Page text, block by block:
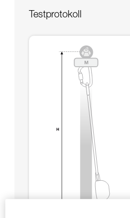
Vorgang alleine sicher zu
Wir geben Beispiele für die
verbundenen Techniken.
noch andere Techniken, die
beschrieben werden.
Testprotokoll